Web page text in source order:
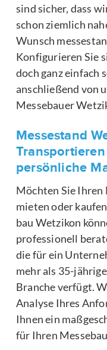
sind sicher, dass
schon ziemlich
Wunsch
Konfigurieren Sie
doch ganz einfach
anschließend von
Messebauer
Messestand
persönliche
Möchten Sie Ihren
mieten oder
bau Wetzikon
professionell
die für ein
mehr als 35-
Branche verfügt.
Analyse Ihres
Ihnen ein
für Ihren